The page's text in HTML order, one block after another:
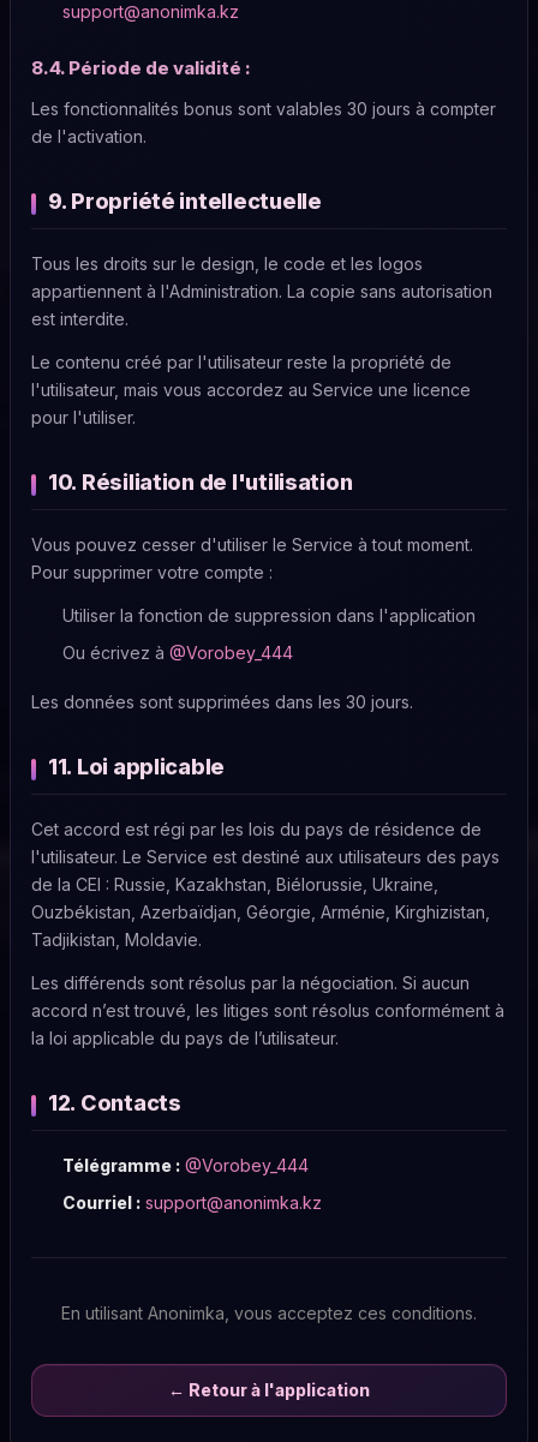
support@anonimka.kz
8.4. Période de validité :
Les fonctionnalités bonus sont valables 30 jours à compter
de l'activation.
9. Propriété intellectuelle
Tous les droits sur le design, le code et les logos
appartiennent à l'Administration. La copie sans autorisation
est interdite.
Le contenu créé par l'utilisateur reste la propriété de
l'utilisateur, mais vous accordez au Service une licence
pour l'utiliser.
10. Résiliation de l'utilisation
Vous pouvez cesser d'utiliser le Service à tout moment.
Pour supprimer votre compte :
Utiliser la fonction de suppression dans l'application
Ou écrivez à @Vorobey_444
Les données sont supprimées dans les 30 jours.
11. Loi applicable
Cet accord est régi par les lois du pays de résidence de
l'utilisateur. Le Service est destiné aux utilisateurs des pays
de la CEI : Russie, Kazakhstan, Biélorussie, Ukraine,
Ouzbékistan, Azerbaïdjan, Géorgie, Arménie, Kirghizistan,
Tadjikistan, Moldavie.
Les différends sont résolus par la négociation. Si aucun
accord n’est trouvé, les litiges sont résolus conformément à
la loi applicable du pays de l’utilisateur.
12. Contacts
Télégramme : @Vorobey_444
Courriel : support@anonimka.kz
En utilisant Anonimka, vous acceptez ces conditions.
← Retour à l'application